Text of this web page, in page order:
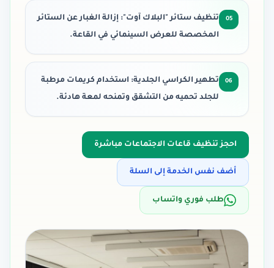
05
تنظيف ستائر "البلاك آوت": إزالة الغبار عن الستائر
المخصصة للعرض السينمائي في القاعة.
06
تطهير الكراسي الجلدية: استخدام كريمات مرطبة
للجلد تحميه من التشقق وتمنحه لمعة هادئة.
احجز تنظيف قاعات الاجتماعات مباشرة
أضف نفس الخدمة إلى السلة
طلب فوري واتساب